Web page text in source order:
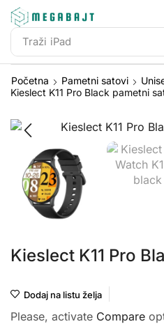
Traži iPhone 14
Početna Pametni satovi
Kieslect K11 Pro Black pametni
Kieslect K11 Pro
Dodaj na listu želja
Please, activate Compare